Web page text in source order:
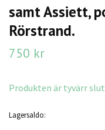
samt Assiett,
Rörstrand.
750 kr
Produkten är tyvärr
Lagersaldo: